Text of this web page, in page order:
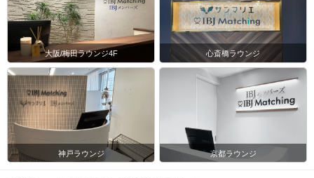
大阪/梅田ラウンジ4F 心斎橋ラウンジ
神戸ラウンジ 京都ラウンジ